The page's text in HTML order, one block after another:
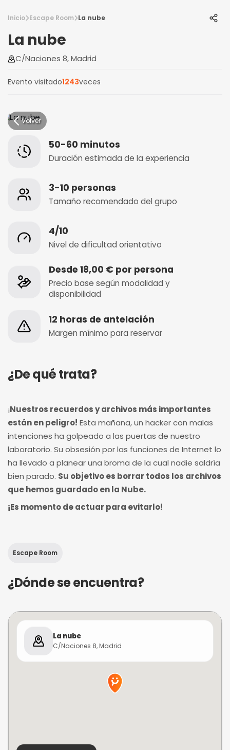
Inicio Escape Room La nube
La nube
C/Naciones 8, Madrid
Evento visitado1243veces
Volver
50-60 minutos
Duración estimada de la experiencia
3-10 personas
Tamaño recomendado del grupo
4/10
Nivel de dificultad orientativo
Desde 18,00 € por persona
Precio base según modalidad y
disponibilidad
12 horas de antelación
Margen mínimo para reservar
¿De qué trata?
¡Nuestros recuerdos y archivos más importantes
están en peligro! Esta mañana, un hacker con malas
intenciones ha golpeado a las puertas de nuestro
laboratorio. Su obsesión por las funciones de Internet lo
ha llevado a planear una broma de la cual nadie saldría
bien parado. Su objetivo es borrar todos los archivos
que hemos guardado en la Nube.
¡Es momento de actuar para evitarlo!
Escape Room
¿Dónde se encuentra?
La nube
C/Naciones 8, Madrid